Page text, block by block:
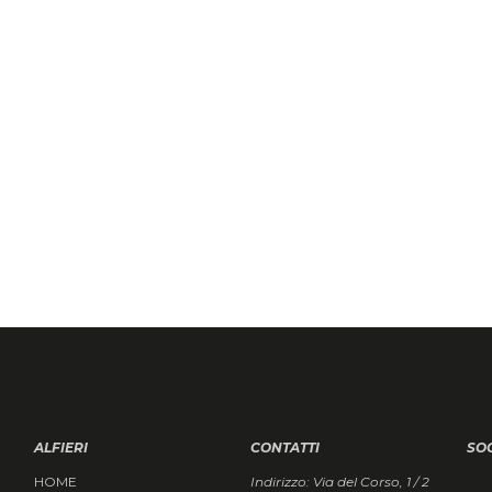
ALFIERI
HOME
CONTATTI
Indirizzo: Via del Corso, 1 / 2